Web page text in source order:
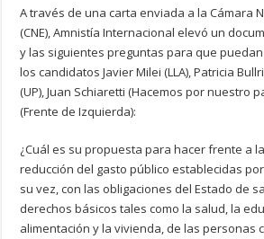
A través de una carta enviada a la Cámara
(CNE), Amnistía Internacional elevó un
y las siguientes preguntas para que
los candidatos Javier Milei (LLA), Patricia
(UP), Juan Schiaretti (Hacemos por nuestro
(Frente de Izquierda):
¿Cuál es su propuesta para hacer frente a
reducción del gasto público establecidas
su vez, con las obligaciones del Estado de
derechos básicos tales como la salud, la
alimentación y la vivienda, de las personas